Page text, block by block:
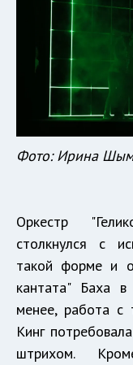
Фото: Ирина
Оркестр
столкнулся с
такой форме и
кантата" Баха
менее, работа с
Кинг
штрихом.